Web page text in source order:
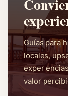
Guías para
locales,
valor